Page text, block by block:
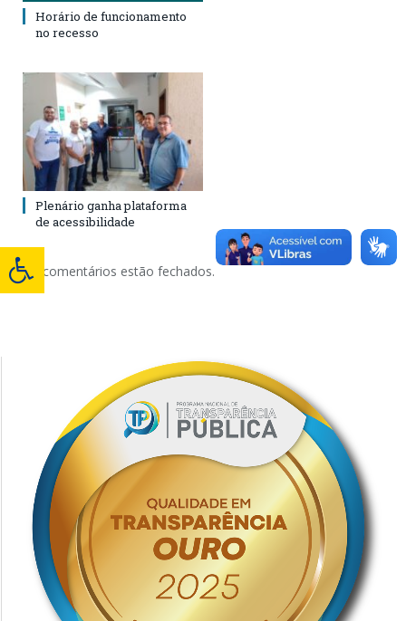
Horário de funcionamento
no recesso
Plenário ganha plataforma
de acessibilidade
Os comentários estão fechados.